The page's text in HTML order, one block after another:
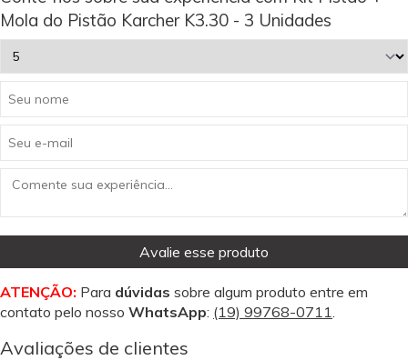
Mola do Pistão Karcher K3.30 - 3 Unidades
Avalie esse produto
ATENÇÃO: Para dúvidas sobre algum produto entre em
contato pelo nosso WhatsApp: (19) 99768-0711.
Avaliações de clientes